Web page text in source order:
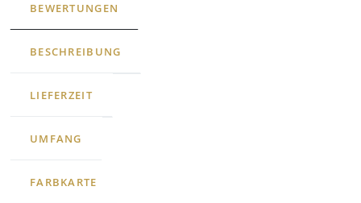
BEWERTUNGEN
BESCHREIBUNG
LIEFERZEIT
UMFANG
FARBKARTE